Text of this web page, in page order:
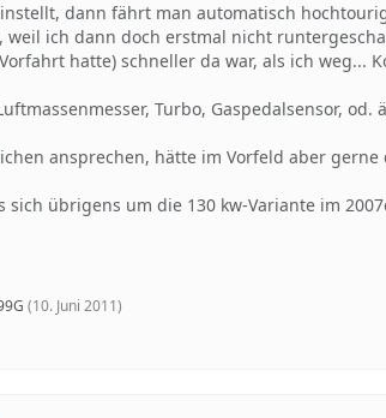
dann fährt man automatisch
ich dann doch erstmal nicht
hatte) schneller da war, als ich weg...
Turbo, Gaspedalsensor, od.
ansprechen, hätte im Vorfeld aber
sich übrigens um die 130 kw-Variante im
(10. Juni 2011)